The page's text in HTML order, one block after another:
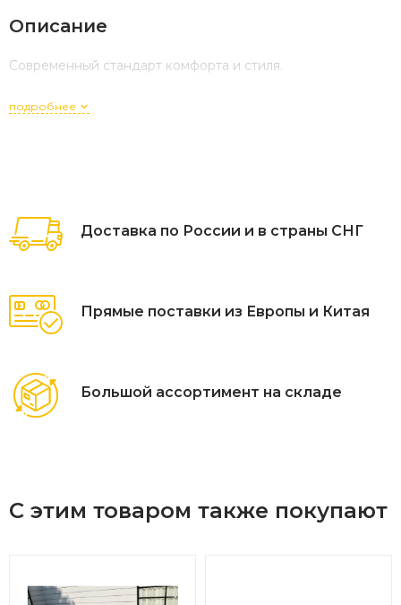
Описание
Современный стандарт комфорта и стиля.
подробнее
Доставка по России и в страны СНГ
Прямые поставки из Европы и Китая
Большой ассортимент на складе
С этим товаром также покупают